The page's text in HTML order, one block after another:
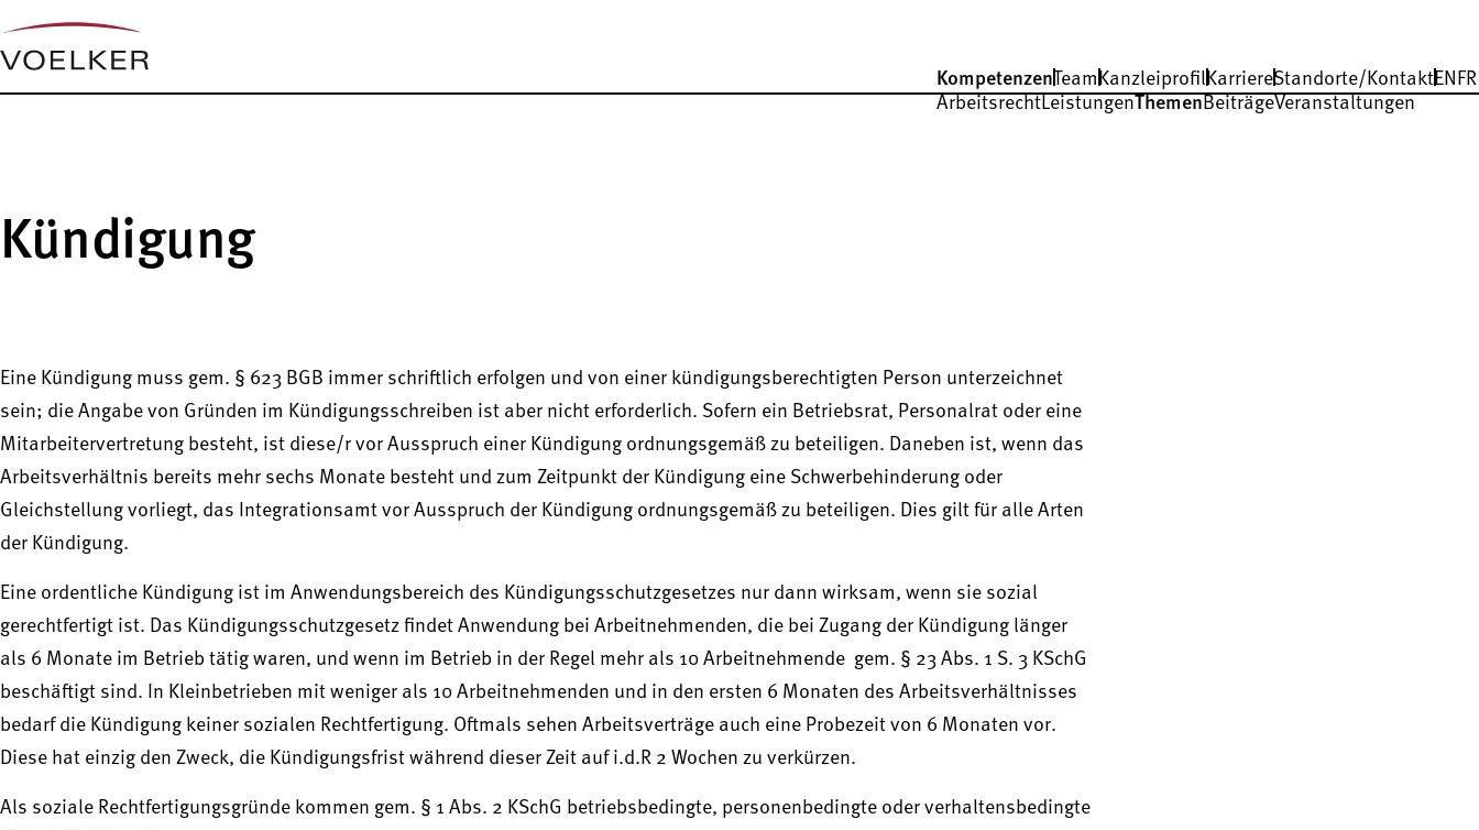
KompetenzenTeam KanzleiprofilKarriereStandorte/KontaktENFR
ArbeitsrechtLeistungenThemenBeiträgeVeranstaltungen
Kündigung
Eine Kündigung muss gem. § 623 BGB immer schriftlich erfolgen und von einer kündigungsberechtigten Person unterzeichnet
sein; die Angabe von Gründen im Kündigungsschreiben ist aber nicht erforderlich. Sofern ein Betriebsrat, Personalrat oder eine
Mitarbeitervertretung besteht, ist diese/r vor Ausspruch einer Kündigung ordnungsgemäß zu beteiligen. Daneben ist, wenn das
Arbeitsverhältnis bereits mehr sechs Monate besteht und zum Zeitpunkt der Kündigung eine Schwerbehinderung oder
Gleichstellung vorliegt, das Integrationsamt vor Ausspruch der Kündigung ordnungsgemäß zu beteiligen. Dies gilt für alle Arten
der Kündigung.
Eine ordentliche Kündigung ist im Anwendungsbereich des Kündigungsschutzgesetzes nur dann wirksam, wenn sie sozial
gerechtfertigt ist. Das Kündigungsschutzgesetz findet Anwendung bei Arbeitnehmenden, die bei Zugang der Kündigung länger
als 6 Monate im Betrieb tätig waren, und wenn im Betrieb in der Regel mehr als 10 Arbeitnehmende gem. § 23 Abs. 1 S. 3 KSchG
beschäftigt sind. In Kleinbetrieben mit weniger als 10 Arbeitnehmenden und in den ersten 6 Monaten des Arbeitsverhältnisses
bedarf die Kündigung keiner sozialen Rechtfertigung. Oftmals sehen Arbeitsverträge auch eine Probezeit von 6 Monaten vor.
Diese hat einzig den Zweck, die Kündigungsfrist während dieser Zeit auf i.d.R 2 Wochen zu verkürzen.
Als soziale Rechtfertigungsgründe kommen gem. § 1 Abs. 2 KSchG betriebsbedingte, personenbedingte oder verhaltensbedingte